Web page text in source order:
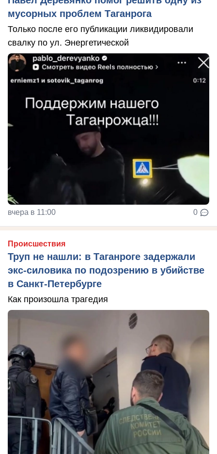
мусорных проблем Таганрога
Только после его публикации ликвидировали
свалку по ул. Энергетической
вчера в 11:00 0
Происшествия
Труп не нашли: в Таганроге задержали
экс-силовика по подозрению в убийстве
в Санкт-Петербурге
Как произошла трагедия